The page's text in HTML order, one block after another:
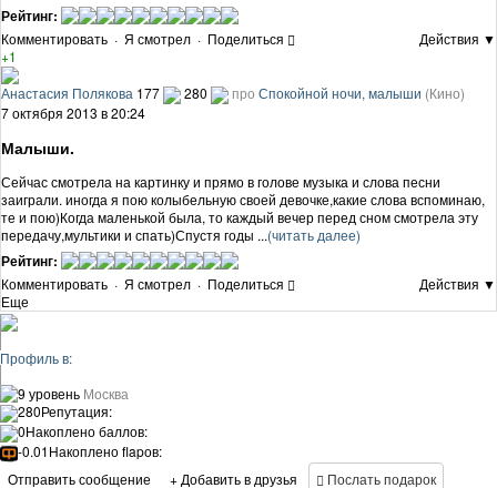
Рейтинг:
Комментировать · Я смотрел · Поделиться
Действия ▼
+1
Анастасия Полякова 177 280 про Спокойной ночи, малыши (Кино)
7 октября 2013 в 20:24
Малыши.
Сейчас смотрела на картинку и прямо в голове музыка и слова песни
заиграли. иногда я пою колыбельную своей девочке,какие слова вспоминаю,
те и пою)Когда маленькой была, то каждый вечер перед сном смотрела эту
передачу,мультики и спать)Спустя годы ...(читать далее)
Рейтинг:
Комментировать · Я смотрел · Поделиться
Действия ▼
Еще
Профиль в:
9 уровень Москва
280Репутация:
0Накоплено баллов:
-0.01Накоплено flapов:
Отправить сообщение
+ Добавить в друзья Послать подарок